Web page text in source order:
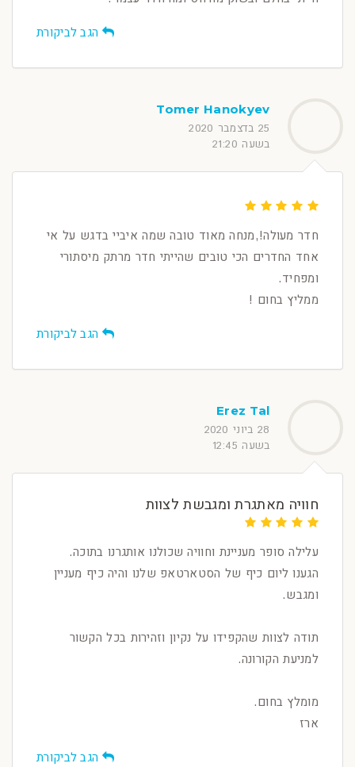
הגב לביקורת
Tomer Hanokyev
25 בדצמבר 2020
בשעה 21:20
חדר מעולה!,מנחה מאוד טובה שמה איביי בדגש על אי
אחד החדרים הכי טובים שהייתי חדר מרתק מיסתורי
ומפחיד.
ממליץ בחום !
הגב לביקורת
Erez Tal
28 ביוני 2020
בשעה 12:45
חוויה מאתגרת ומגבשת לצוות
עלילה סופר מעניינת וחוויה שכולנו אותגרנו בתוכה.
הגענו ליום כיף של הסטארטאפ שלנו והיה כיף מעניין
ומגבש.
תודה לצוות שהקפידו על נקיון וזהירות בכל הקשור
למניעת הקורונה.
מומלץ בחום.
ארז
הגב לביקורת